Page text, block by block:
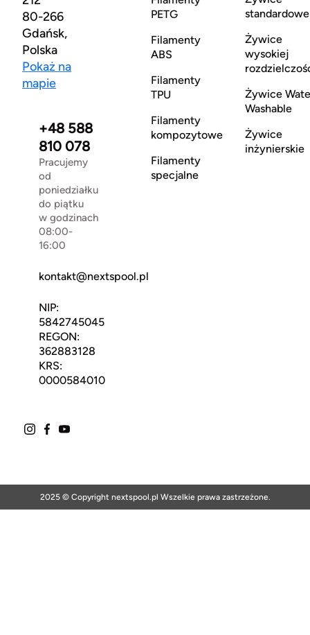
80-266
Gdańsk,
Polska
Pokaż na
mapie
+48 588
810 078
Pracujemy
od
poniedziałku
do piątku
w godzinach
08:00-
16:00
kontakt@nextspool.pl
NIP:
5842745045
REGON:
362883128
KRS:
0000584010
PETG
Filamenty
ABS
Filamenty
TPU
Filamenty
kompozytowe
Filamenty
specjalne
standardowe
Żywice
wysokiej
Żywice
Washable
Żywice
inżynierskie